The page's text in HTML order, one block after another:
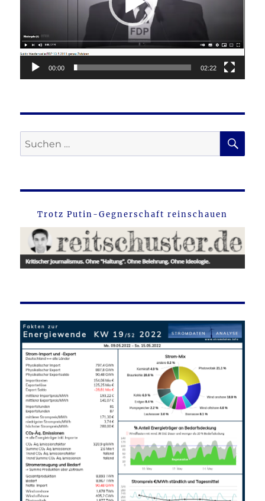
00:00 02:22
Suche
nach:
Trotz Putin-Gegnerschaft reinschauen